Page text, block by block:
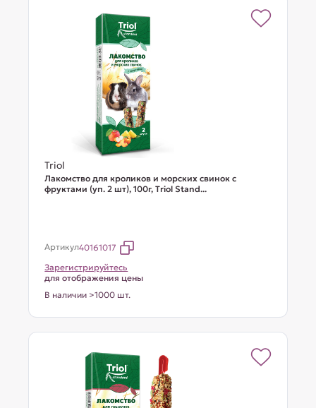
Triol
Лакомство для кроликов и морских свинок с
фруктами (уп. 2 шт), 100г, Тriol Stand...
Артикул40161017
Зарегистрируйтесь
для отображения цены
В наличии >1000 шт.